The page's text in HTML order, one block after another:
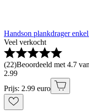
Handson plankdrager
Veel verkocht
(22)Beoordeeld met 4.7
2.99
Prijs: 2.99 euro